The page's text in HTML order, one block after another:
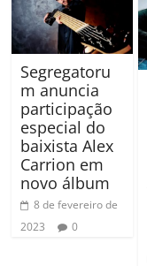
Segregatoru
m anuncia
participação
especial do
baixista Alex
Carrion em
novo álbum
8 de fevereiro de
2023
0